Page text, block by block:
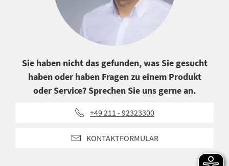
Sie haben nicht das gefunden, was Sie gesucht
haben oder haben Fragen zu einem Produkt
oder Service? Sprechen Sie uns gerne an.
+49 211 - 92323300
KONTAKTFORMULAR